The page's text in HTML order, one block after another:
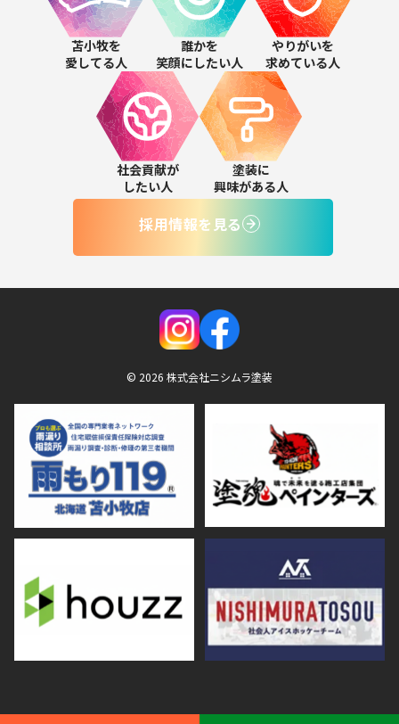
苫小牧を
愛してる人
誰かを
笑顔にしたい人
やりがいを
求めている人
社会貢献が
したい人
塗装に
興味がある人
採用情報を見る
© 2026 株式会社ニシムラ塗装